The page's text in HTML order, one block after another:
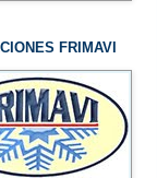
FRIMAVI